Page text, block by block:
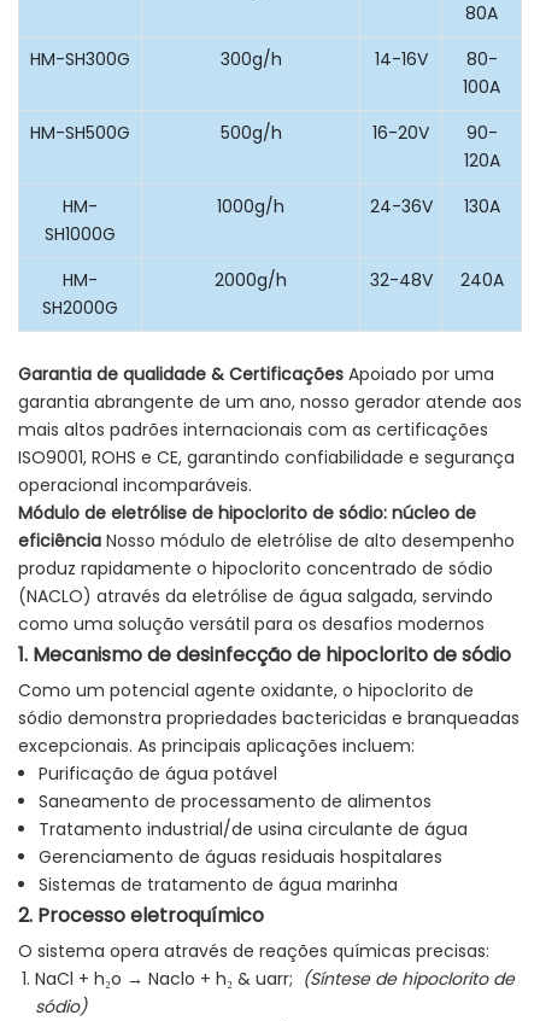
80A
HM-SH300G
300g/h 14-16V
80-
100A
HM-SH500G
500g/h 16-20V
90-
120A
HM-
SH1000G
1000g/h 24-36V 130A
HM-
SH2000G
2000g/h 32-48V 240A
Garantia de qualidade & Certificações Apoiado por uma
garantia abrangente de um ano, nosso gerador atende aos
mais altos padrões internacionais com as certificações
ISO9001, ROHS e CE, garantindo confiabilidade e segurança
operacional incomparáveis.
Módulo de eletrólise de hipoclorito de sódio: núcleo de
eficiência Nosso módulo de eletrólise de alto desempenho
produz rapidamente o hipoclorito concentrado de sódio
(NACLO) através da eletrólise de água salgada, servindo
como uma solução versátil para os desafios modernos
1. Mecanismo de desinfecção de hipoclorito de sódio
Como um potencial agente oxidante, o hipoclorito de
sódio demonstra propriedades bactericidas e branqueadas
excepcionais. As principais aplicações incluem:
Purificação de água potável
Saneamento de processamento de alimentos
Tratamento industrial/de usina circulante de água
Gerenciamento de águas residuais hospitalares
Sistemas de tratamento de água marinha
2. Processo eletroquímico
O sistema opera através de reações químicas precisas:
NaCl + h₂o → Naclo + h₂ & uarr; (Síntese de hipoclorito de
sódio)